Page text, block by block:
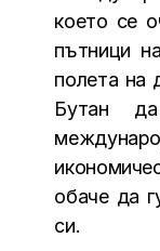
което се
пътници
полета на
Бутан
обаче да
си.